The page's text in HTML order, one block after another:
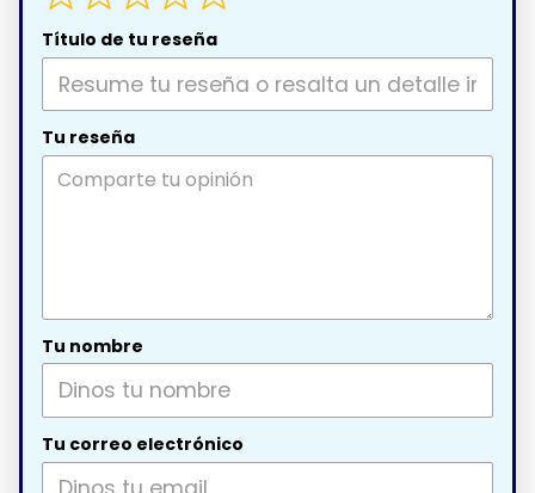
Título de tu reseña
Tu reseña
Tu nombre
Tu correo electrónico